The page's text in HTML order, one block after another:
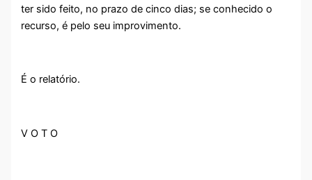
ter sido feito, no prazo de cinco dias; se conhecido o
recurso, é pelo seu improvimento.
É o relatório.
V O T O